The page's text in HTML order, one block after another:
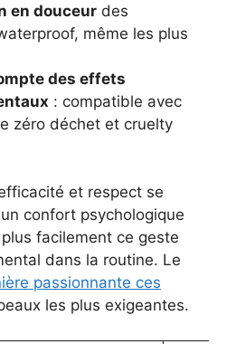
en douceur des
même les plus
des effets
: compatible avec
zéro déchet et cruelty
et respect se
confort psychologique
facilement ce geste
dans la routine. Le
passionnante ces
les plus exigeantes.